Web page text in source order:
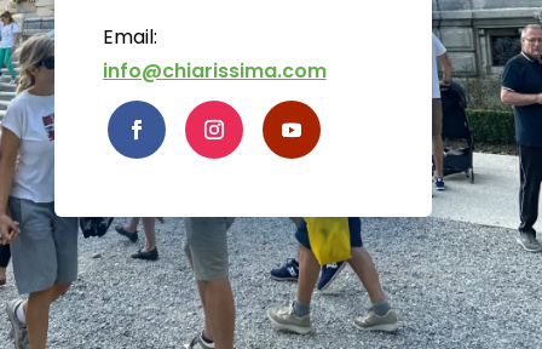
Email:
info@chiarissima.com